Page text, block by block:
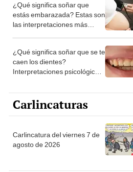
¿Qué significa soñar que
estás embarazada? Estas son
las interpretaciones más
¿Qué significa soñar que se te
caen los dientes?
Interpretaciones psicológicas
Carlincaturas
Carlincatura del viernes 7 de
agosto de 2026